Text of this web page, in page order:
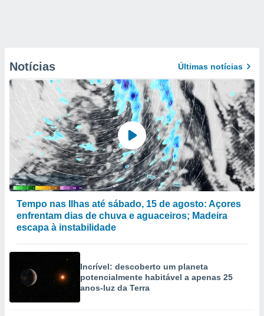
Notícias Últimas notícias
Tempo nas Ilhas até sábado, 15 de agosto: Açores
enfrentam dias de chuva e aguaceiros; Madeira
escapa à instabilidade
Incrível: descoberto um planeta
potencialmente habitável a apenas 25
anos-luz da Terra